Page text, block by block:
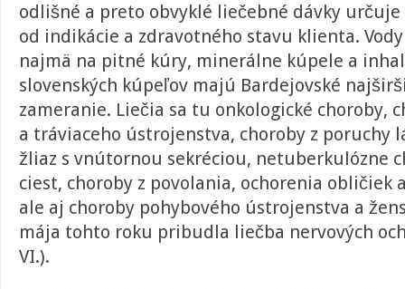
odlišné a preto obvyklé liečebné dávky
od indikácie a zdravotného stavu klienta.
najmä na pitné kúry, minerálne kúpele a
slovenských kúpeľov majú Bardejovské
zameranie. Liečia sa tu onkologické choroby,
a tráviaceho ústrojenstva, choroby z poruchy
žliaz s vnútornou sekréciou, netuberkulózne
ciest, choroby z povolania, ochorenia obličiek
ale aj choroby pohybového ústrojenstva a
mája tohto roku pribudla liečba nervových
VI.).